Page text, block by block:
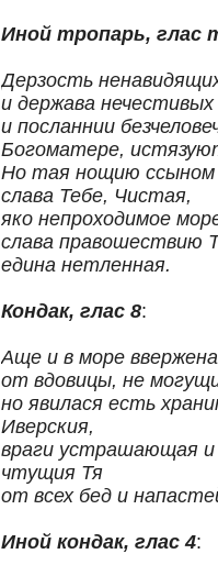
Иной тропарь, глас
Дерзость
и держава
и посланнии
Богоматере,
Но тая нощию ссыном
слава Тебе, Чистая,
яко непроходимое
слава правошествию
едина нетленная.
Кондак, глас 8:
Аще и в море
от вдовицы, не
но явилася есть
Иверския,
враги устрашающая и
чтущия Тя
от всех бед и
Иной кондак, глас 4: